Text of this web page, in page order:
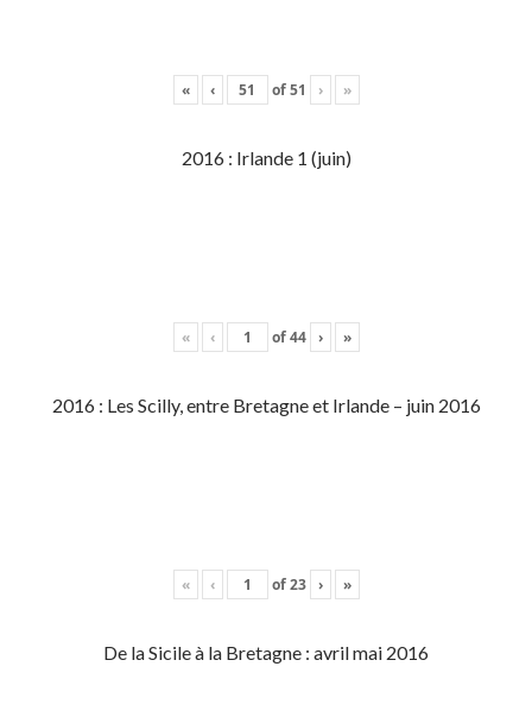
« ‹ of51 › »
2016 : Irlande 1 (juin)
« ‹ of44 › »
2016 : Les Scilly, entre Bretagne et Irlande – juin 2016
« ‹ of23 › »
De la Sicile à la Bretagne : avril mai 2016